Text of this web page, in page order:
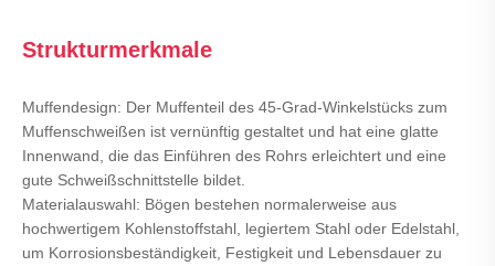
Strukturmerkmale
Muffendesign: Der Muffenteil des 45-Grad-Winkelstücks zum
Muffenschweißen ist vernünftig gestaltet und hat eine glatte
Innenwand, die das Einführen des Rohrs erleichtert und eine
gute Schweißschnittstelle bildet.
Materialauswahl: Bögen bestehen normalerweise aus
hochwertigem Kohlenstoffstahl, legiertem Stahl oder Edelstahl,
um Korrosionsbeständigkeit, Festigkeit und Lebensdauer zu